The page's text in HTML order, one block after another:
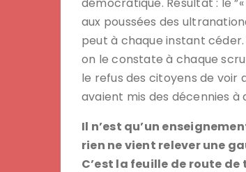
aux poussées des
peut à chaque instant
on le constate à chaque
le refus des citoyens de voir
avaient mis des décennies à
Il n’est qu’un
rien ne vient relever une
C’est la feuille de route